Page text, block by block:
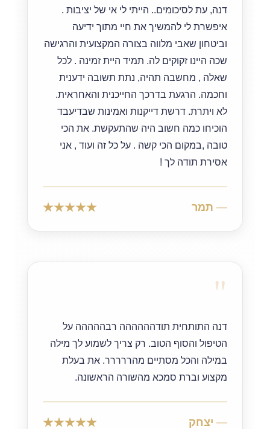
דנה, עת לסיכומים.. הייתי לי אי של יציבות .
איפשרת לי להמשיך את חיי מתוך ידיעה
וביטחון שאבי מלווה בצורה המקצועית והרגישה
שכה היינו זקוקים לה. תמיד היית זמינה . לכל
שאלה , מחשבה תהיה, נתת תשובה ידענית
וחכמה. הרגעת בדרכך החייכנית והאחראית.
לא ויתרת. דרשת דייקנות ואמינות שבדיעבד
הוכיחו כמה חשוב היה שהתעקשת. את הכי
טובה ,במקום הכי קשה . על כל זה ועוד , אני
אסירת תודה לך !
תמר
"
דנה התותחית תודהההההה רבההההה על
הטיפול והסוף הטוב. רק צריך לשמוע לך מילה
במילה והכל מסתיים מהררררר. את בעלת
מקצוע וברת סמכא מהשורה הראשונה.
יצחק